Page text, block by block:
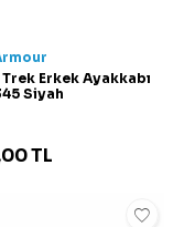
Erkek Ayakkabı
Siyah
TL